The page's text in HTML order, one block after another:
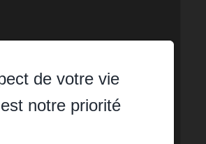
de votre vie
notre priorité